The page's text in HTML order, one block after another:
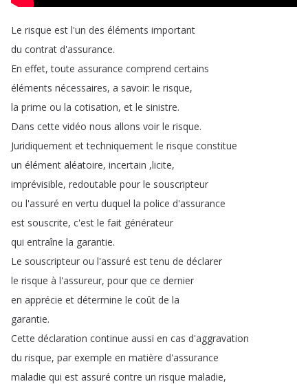
Le risque est l'un des éléments important
du contrat d'assurance.
En effet,toute assurance comprend certains
éléments nécessaires, a savoir: le risque,
la prime ou la cotisation, et le sinistre.
Dans cette vidéo nous allons voir le risque.
Juridiquement et techniquement le risque constitue
un élément aléatoire, incertain ,licite,
imprévisible, redoutable pour le souscripteur
ou l'assuré en vertu duquel la police d'assurance
est souscrite, c'est le fait générateur
qui entraîne la garantie.
Le souscripteur ou l'assuré est tenu de déclarer
le risque à l'assureur, pour que ce dernier
en apprécie et détermine le coût de la
garantie.
Cette déclaration continue aussi en cas d'aggravation
du risque, par exemple en matière d'assurance
maladie qui est assuré contre un risque maladie,